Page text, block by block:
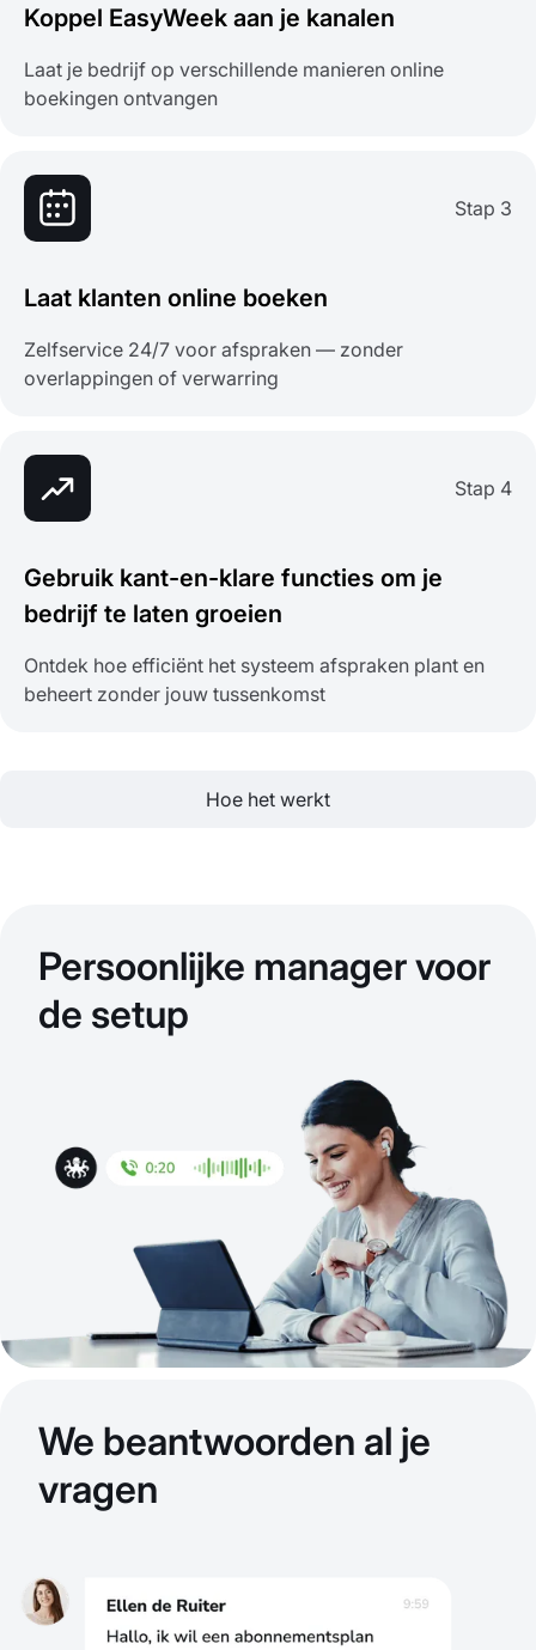
Koppel EasyWeek aan je kanalen
Laat je bedrijf op verschillende manieren online
boekingen ontvangen
Stap 3
Laat klanten online boeken
Zelfservice 24/7 voor afspraken — zonder
overlappingen of verwarring
Stap 4
Gebruik kant-en-klare functies om je
bedrijf te laten groeien
Ontdek hoe efficiënt het systeem afspraken plant en
beheert zonder jouw tussenkomst
Hoe het werkt
Persoonlijke manager voor
de setup
We beantwoorden al je
vragen